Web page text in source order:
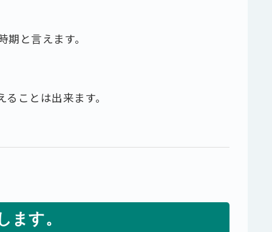
と言えます。
ことは出来ます。
ます。